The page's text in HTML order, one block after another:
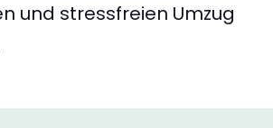
und stressfreien Umzug